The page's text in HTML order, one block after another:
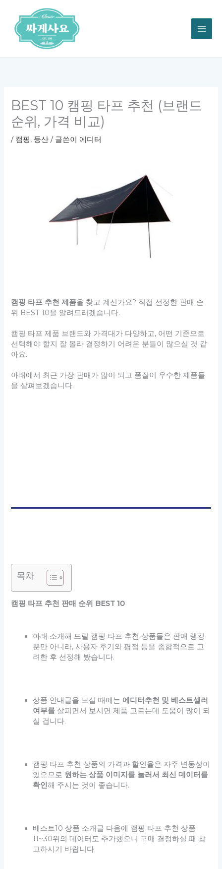
너
BEST 10 캠핑 타프 추천 (브랜드
순위, 가격 비교)
/ 캠핑, 등산 / 글쓴이 에디터
캠핑 타프 추천 제품을 찾고 계신가요? 직접 선정한 판매 순
위 BEST 10을 알려드리겠습니다.
캠핑 타프 제품 브랜드와 가격대가 다양하고, 어떤 기준으로
선택해야 할지 잘 몰라 결정하기 어려운 분들이 많으실 것 같
아요.
아래에서 최근 가장 판매가 많이 되고 품질이 우수한 제품들
을 살펴보겠습니다.
목차
캠핑 타프 추천 판매 순위 BEST 10
아래 소개해 드릴 캠핑 타프 추천 상품들은 판매 랭킹
뿐만 아니라, 사용자 후기와 평점 등을 종합적으로 고
려한 후 선정해 봤습니다.
상품 안내글을 보실 때에는 에디터추천 및 베스트셀러
여부를 살피면서 보시면 제품 고르는데 도움이 많이 되
실 겁니다.
캠핑 타프 추천 상품의 가격과 할인율은 자주 변동성이
있으므로 원하는 상품 이미지를 눌러서 최신 데이터를
확인해 주시는 것이 좋습니다.
베스트10 상품 소개글 다음에 캠핑 타프 추천 상품
11~30위의 데이터도 추가했으니 구매 결정하실 때 참
고하시기 바랍니다.